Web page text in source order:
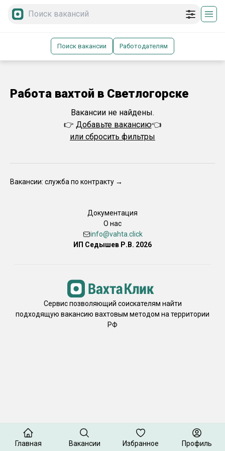
Поиск вакансии Работодателям
Работа вахтой в Светлогорске
Вакансии не найдены.
👉 Добавьте вакансию👈
или сбросить фильтры
Вакансии: служба по контракту →
Документация
О нас
info@vahta.click
ИП Седышев Р.В. 2026
Сервис позволяющий соискателям найти
подходящую вакансию вахтовым методом на территории
РФ
Главная Вакансии Избранное Профиль